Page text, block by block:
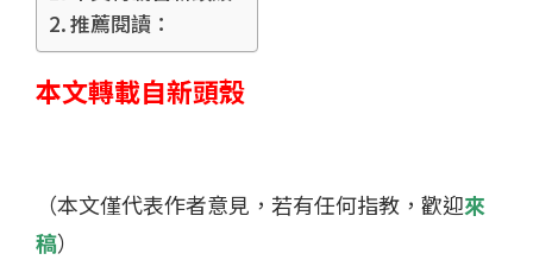
推薦閱讀：
本文轉載自新頭殼
（本文僅代表作者意見，若有任何指教，歡迎來
稿）